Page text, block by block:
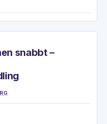
snabbt –